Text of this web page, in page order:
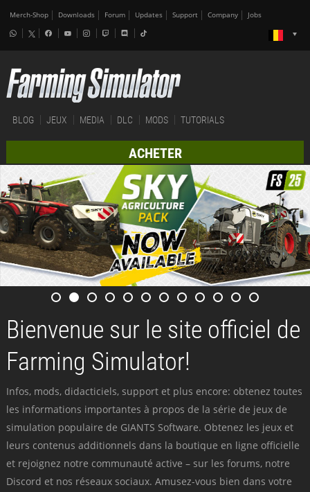
Merch-Shop Downloads Forum Updates Support Company Jobs
BLOG JEUX MEDIA DLC MODS TUTORIALS
ACHETER
Bienvenue sur le site officiel de
Farming Simulator!
Infos, mods, didacticiels, support et plus encore: obtenez toutes
les informations importantes à propos de la série de jeux de
simulation populaire de GIANTS Software. Obtenez les jeux et
leurs contenus additionnels dans la boutique en ligne officielle
et rejoignez notre communauté active – sur les forums, notre
Discord et nos réseaux sociaux. Amusez-vous bien dans votre